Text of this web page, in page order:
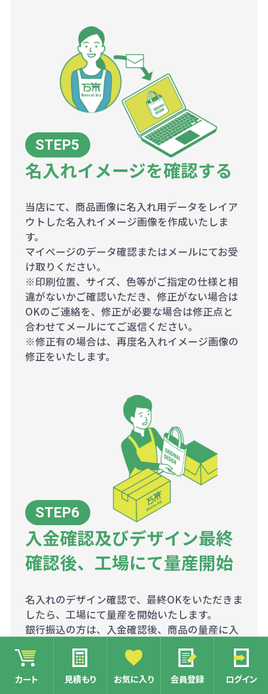
カート 見積もり お気に入り 会員登録 ログイン
名入れイメージを確認する
当店にて、商品画像に名入れ用データをレイア
ウトした名入れイメージ画像を作成いたしま
す。
マイページのデータ確認またはメールにてお受
け取りください。
※印刷位置、サイズ、色等がご指定の仕様と相
違がないかご確認いただき、修正がない場合は
OKのご連絡を、修正が必要な場合は修正点と
合わせてメールにてご返信ください。
※修正有の場合は、再度名入れイメージ画像の
修正をいたします。
入金確認及びデザイン最終
確認後、工場にて量産開始
名入れのデザイン確認で、最終OKをいただきま
したら、工場にて量産を開始いたします。
銀行振込の方は、入金確認後、商品の量産に入
※クレジットの方は、ご注文時に決済済みとな
りますので、そのまま量産に入らせていただき